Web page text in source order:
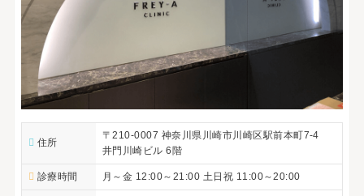
住所
〒210-0007 神奈川県川崎市川崎区駅前本町7-4
井門川崎ビル 6階
診療時間 月～金 12:00～21:00 土日祝 11:00～20:00